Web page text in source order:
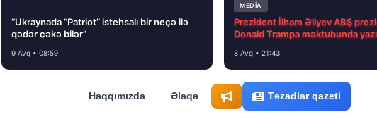
“Ukraynada “Patriot” istehsalı bir neçə ilə
qədər çəkə bilər”
9 Avq • 08:59
MEDİA
Prezident İlham Əliyev ABŞ
Donald Trampa məktubunda
8 Avq • 21:43
Haqqımızda Əlaqə Təzadlar qazeti